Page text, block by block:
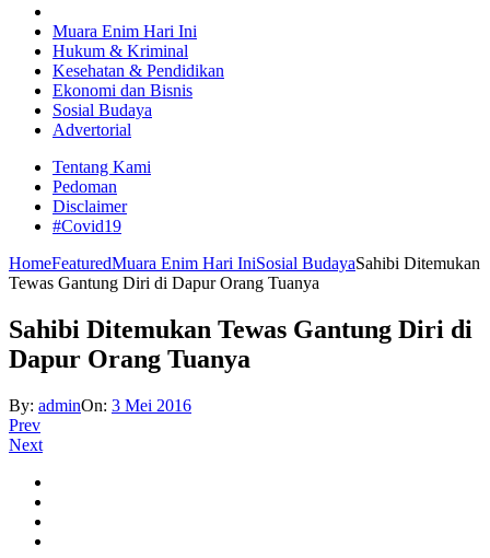
Muara Enim Hari Ini
Hukum & Kriminal
Kesehatan & Pendidikan
Ekonomi dan Bisnis
Sosial Budaya
Advertorial
Tentang Kami
Pedoman
Disclaimer
#Covid19
HomeFeaturedMuara Enim Hari IniSosial BudayaSahibi Ditemukan
Tewas Gantung Diri di Dapur Orang Tuanya
Sahibi Ditemukan Tewas Gantung Diri di
Dapur Orang Tuanya
By: adminOn: 3 Mei 2016
Prev
Next